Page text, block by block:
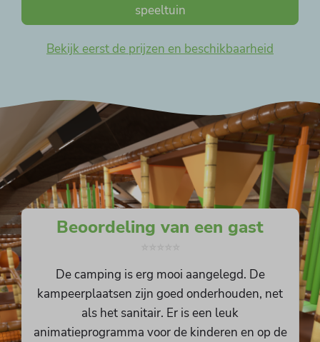
speeltuin
Bekijk eerst de prijzen en beschikbaarheid
Beoordeling van een gast
De camping is erg mooi aangelegd. De
kampeerplaatsen zijn goed onderhouden, net
als het sanitair. Er is een leuk
animatieprogramma voor de kinderen en op de